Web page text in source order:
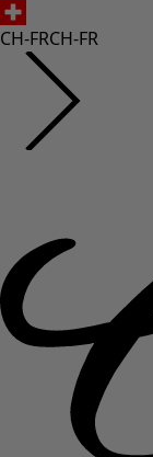
CH-FRCH-FR